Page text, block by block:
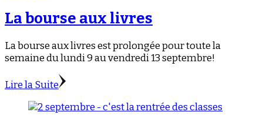
La bourse aux livres
La bourse aux livres est prolongée pour toute la
semaine du lundi 9 au vendredi 13 septembre!
Lire la Suite